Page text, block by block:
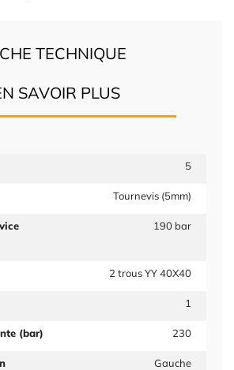
TECHNIQUE
SAVOIR PLUS
5
Tournevis (5mm)
190 bar
2 trous YY 40X40
1
(bar) 230
Gauche